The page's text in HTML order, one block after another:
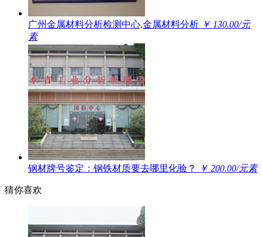
广州金属材料分析检测中心,金属材料分析 ￥ 130.00/元
素
钢材牌号鉴定：钢铁材质要去哪里化验？ ￥ 200.00/元素
猜你喜欢